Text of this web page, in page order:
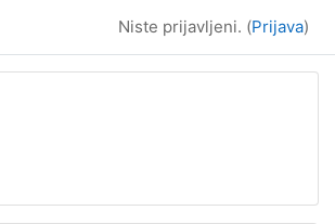
Niste prijavljeni. (Prijava)